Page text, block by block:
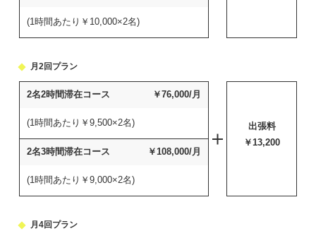
(1時間あたり￥10,000×2名)
月2回プラン
2名2時間滞在コース ￥76,000/月
(1時間あたり￥9,500×2名)
2名3時間滞在コース ￥108,000/月
(1時間あたり￥9,000×2名)
出張料
￥13,200
月4回プラン